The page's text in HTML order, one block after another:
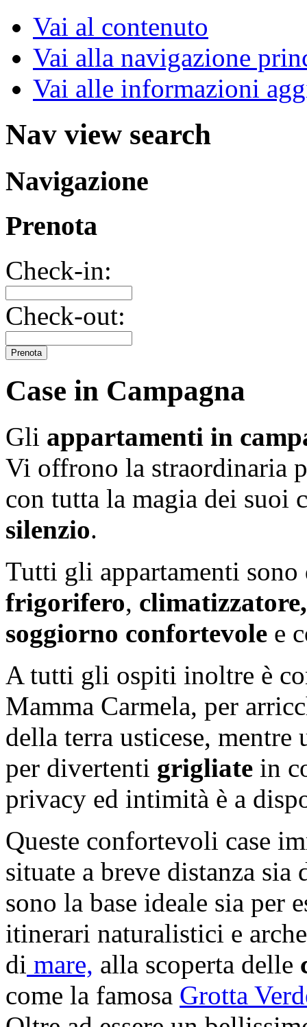
Vai al contenuto
Vai alla navigazione
Vai alle informazioni
Nav view search
Navigazione
Prenota
Check-in:
Check-out:
Prenota
Case in Campagna
Gli appartamenti in
Vi offrono la straordinaria
con tutta la magia dei suoi
silenzio.
Tutti gli appartamenti
frigorifero,
soggiorno confortevole e
A tutti gli ospiti inoltre è
Mamma Carmela, per
della terra usticese, mentre
per divertenti grigliate in
privacy ed intimità è a
Queste confortevoli case
situate a breve distanza sia
sono la base ideale sia per
itinerari naturalistici e
di mare, alla scoperta delle
come la famosa Grotta